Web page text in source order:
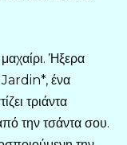
Ήξερα
ένα
τριάντα
την τσάντα σου.